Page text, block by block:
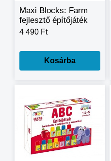
Maxi Blocks: Farm
fejlesztő építőjáték
4 490 Ft
Kosárba